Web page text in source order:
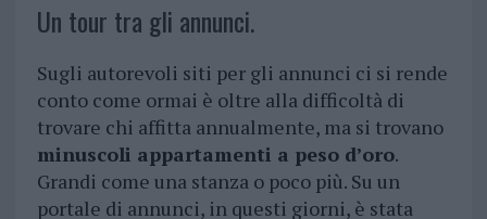
Un tour tra gli annunci.
Sugli autorevoli siti per gli annunci ci si rende
conto come ormai è oltre alla difficoltà di
trovare chi affitta annualmente, ma si trovano
minuscoli appartamenti a peso d’oro.
Grandi come una stanza o poco più. Su un
portale di annunci, in questi giorni, è stata